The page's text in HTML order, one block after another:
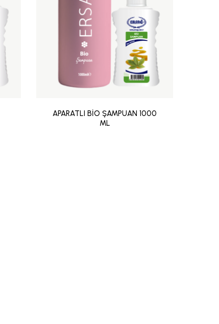
APARATLI BİO ŞAMPUAN 1000
ML